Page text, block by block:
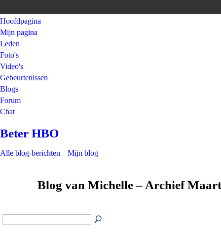
Hoofdpagina
Mijn pagina
Leden
Foto's
Video's
Gebeurtenissen
Blogs
Forum
Chat
Beter HBO
Alle blog-berichten Mijn blog
Blog van Michelle – Archief